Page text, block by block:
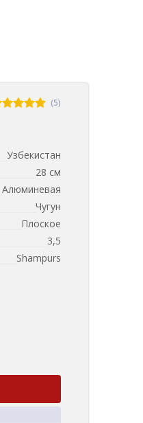
(5)
Узбекистан
28 см
Алюминевая
Чугун
Плоское
3,5
Shampurs